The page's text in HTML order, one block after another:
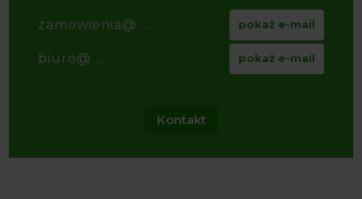
zamowienia@ ... pokaż e-mail
biuro@ ... pokaż e-mail
Kontakt